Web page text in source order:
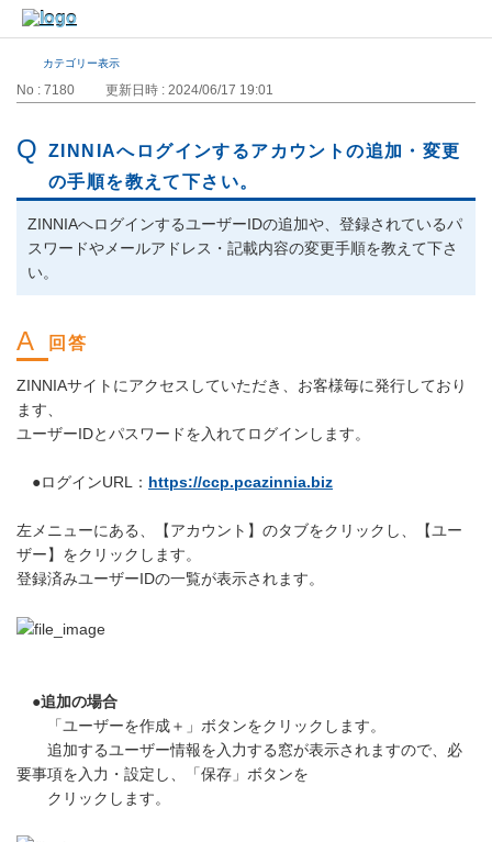
カテゴリー表示
No : 7180 更新日時 : 2024/06/17 19:01
ZINNIAへログインするアカウントの追加・変更
の手順を教えて下さい。
ZINNIAへログインするユーザーIDの追加や、登録されているパ
スワードやメールアドレス・記載内容の変更手順を教えて下さ
い。
ZINNIAサイトにアクセスしていただき、お客様毎に発行しており
ます、
ユーザーIDとパスワードを入れてログインします。
●ログインURL： https://ccp.pcazinnia.biz
左メニューにある、【アカウント】のタブをクリックし、【ユー
ザー】をクリックします。
登録済みユーザーIDの一覧が表示されます。
●追加の場合
「ユーザーを作成＋」ボタンをクリックします。
追加するユーザー情報を入力する窓が表示されますので、必
要事項を入力・設定し、「保存」ボタンを
クリックします。